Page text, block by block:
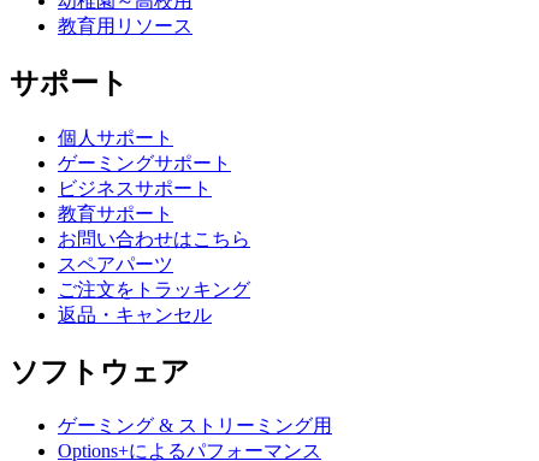
教育用リソース
サポート
個人サポート
ゲーミングサポート
ビジネスサポート
教育サポート
お問い合わせはこちら
スペアパーツ
ご注文をトラッキング
返品・キャンセル
ソフトウェア
ゲーミング & ストリーミング用
Options+によるパフォーマンス